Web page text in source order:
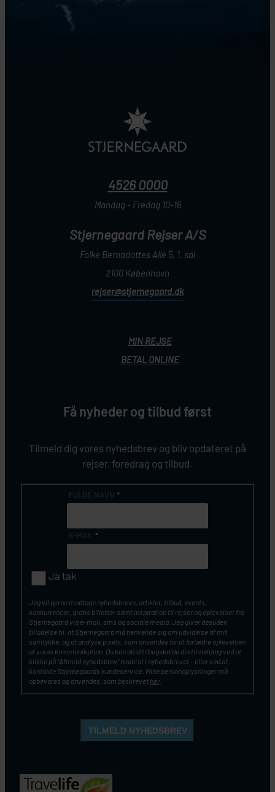
4526 0000
Mandag - Fredag 10-16
Stjernegaard Rejser A/S
Folke Bernadottes Allé 5, 1. sal
2100 København
rejser@stjernegaard.dk
MIN REJSE
BETAL ONLINE
Få nyheder og tilbud først
Tilmeld dig vores nyhedsbrev og bliv opdateret på
rejser, foredrag og tilbud.
*
*
Ja tak
Jeg vil gerne modtage nyhedsbreve, artikler, tilbud, events,
konkurrencer, gratis billetter samt inspiration til rejser og oplevelser fra
Stjernegaard via e-mail, sms og sociale media. Jeg giver desuden
tilladelse til, at Stjernegaard må henvende sig om udvidelse af mit
samtykke, og at analyse pixels, som anvendes for at forbedre oplevelsen
af vores kommunikation. Du kan altid tilbagekalde din tilmelding ved at
klikke på ”Afmeld nyhedsbrev” nederst i nyhedsbrevet – eller ved at
kontakte Stjernegaards kundeservice. Mine personoplysninger må
opbevares og anvendes, som beskrevet her